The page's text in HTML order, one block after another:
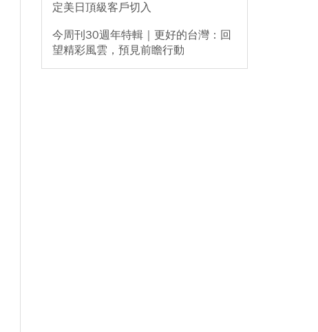
定美日頂級客戶切入
今周刊30週年特輯｜更好的台灣：回
望精彩風雲，預見前瞻行動